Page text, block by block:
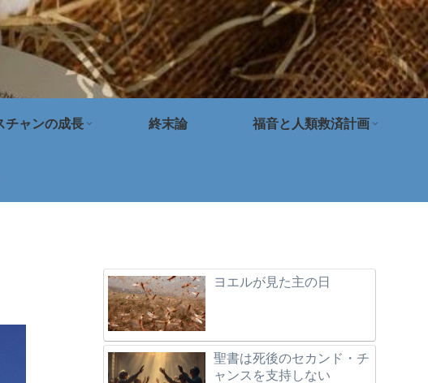
チャンの成長 終末論 福音と人類救済計画
ヨエルが見た主の日
聖書は死後のセカンド・チ
ャンスを支持しない